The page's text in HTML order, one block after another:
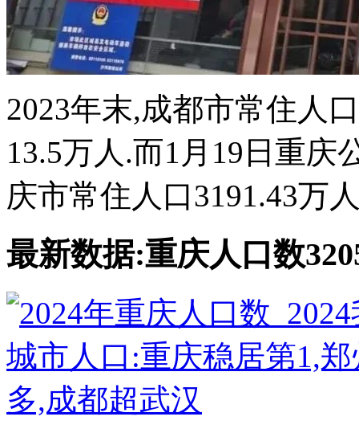
2023年末,成都市常住人
13.5万人.而1月19日重庆
庆市常住人口3191.43万
最新数据:重庆人口数